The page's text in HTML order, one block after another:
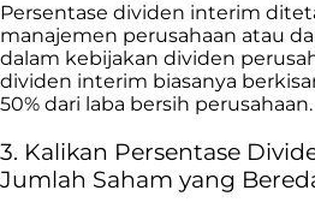
Persentase dividen interim
manajemen perusahaan atau
dalam kebijakan dividen
dividen interim biasanya
50% dari laba bersih perusahaan.
3. Kalikan Persentase
Jumlah Saham yang